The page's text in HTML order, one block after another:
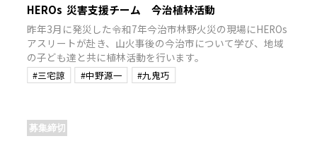
HEROs 災害支援チーム 今治植林活動
昨年3月に発災した令和7年今治市林野火災の現場にHEROs
アスリートが赴き、山火事後の今治市について学び、地域
の子ども達と共に植林活動を行います。
#三宅諒 #中野源一 #九鬼巧
募集締切